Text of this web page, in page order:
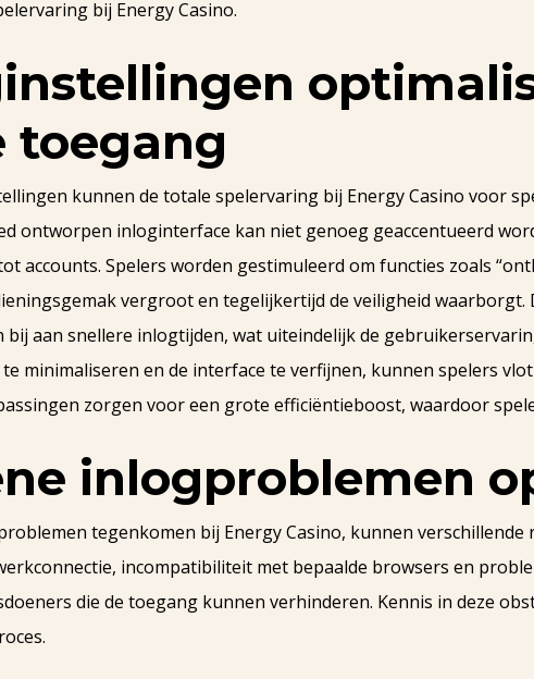
bij Energy Casino.
toegang
kunnen de totale spelervaring bij Energy Casino voor
ontworpen inloginterface kan niet genoeg geaccentueerd
accounts. Spelers worden gestimuleerd om functies zoals
vergroot en tegelijkertijd de veiligheid waarborgt.
bij aan snellere inlogtijden, wat uiteindelijk de
minimaliseren en de interface te verfijnen, kunnen spelers
zorgen voor een grote efficiëntieboost, waardoor
inlogproblemen
tegenkomen bij Energy Casino, kunnen
incompatibiliteit met bepaalde browsers en
die de toegang kunnen verhinderen. Kennis in deze